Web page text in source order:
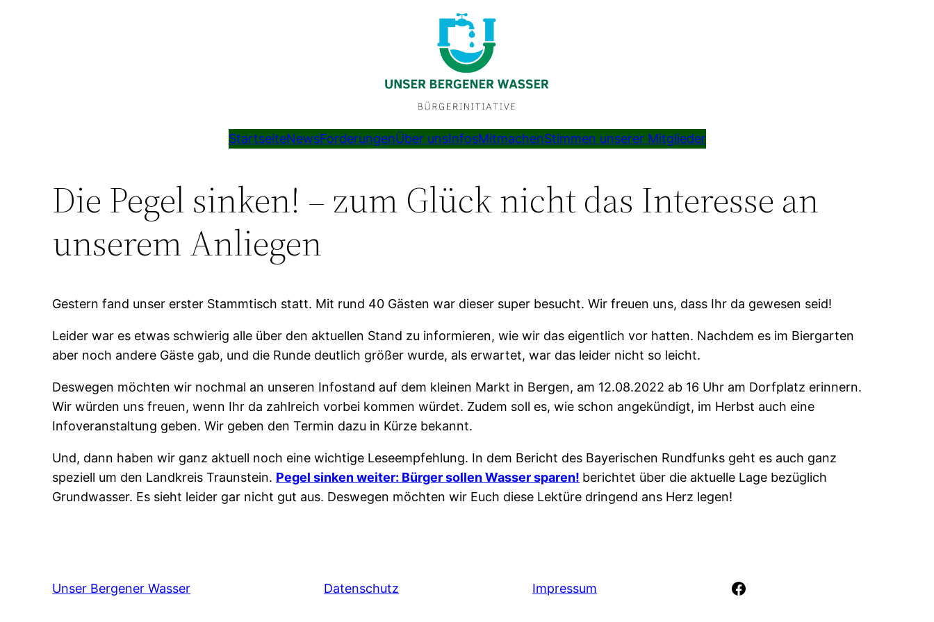
StartseiteNewsForderungenÜber unsInfosMitmachenStimmen unserer Mitglieder
Die Pegel sinken! – zum Glück nicht das Interesse an
unserem Anliegen
Gestern fand unser erster Stammtisch statt. Mit rund 40 Gästen war dieser super besucht. Wir freuen uns, dass Ihr da gewesen seid!
Leider war es etwas schwierig alle über den aktuellen Stand zu informieren, wie wir das eigentlich vor hatten. Nachdem es im Biergarten
aber noch andere Gäste gab, und die Runde deutlich größer wurde, als erwartet, war das leider nicht so leicht.
Deswegen möchten wir nochmal an unseren Infostand auf dem kleinen Markt in Bergen, am 12.08.2022 ab 16 Uhr am Dorfplatz erinnern.
Wir würden uns freuen, wenn Ihr da zahlreich vorbei kommen würdet. Zudem soll es, wie schon angekündigt, im Herbst auch eine
Infoveranstaltung geben. Wir geben den Termin dazu in Kürze bekannt.
Und, dann haben wir ganz aktuell noch eine wichtige Leseempfehlung. In dem Bericht des Bayerischen Rundfunks geht es auch ganz
speziell um den Landkreis Traunstein. Pegel sinken weiter: Bürger sollen Wasser sparen! berichtet über die aktuelle Lage bezüglich
Grundwasser. Es sieht leider gar nicht gut aus. Deswegen möchten wir Euch diese Lektüre dringend ans Herz legen!
Unser Bergener Wasser Datenschutz Impressum Facebook